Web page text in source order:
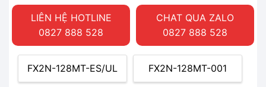
LIÊN HỆ HOTLINE
0827 888 528
CHAT QUA ZALO
0827 888 528
FX2N-128MT-ES/UL FX2N-128MT-001